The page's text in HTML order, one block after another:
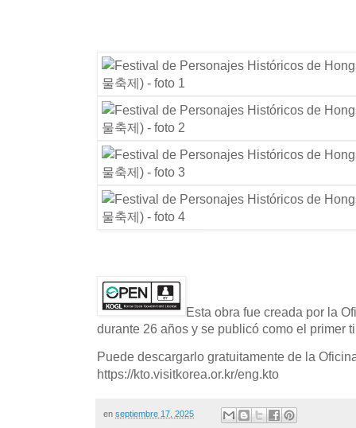
Esta obra fue creada por la
durante 26 años y se publicó como el primer
Puede descargarlo gratuitamente de la
https://kto.visitkorea.or.kr/eng.kto
en septiembre 17, 2025